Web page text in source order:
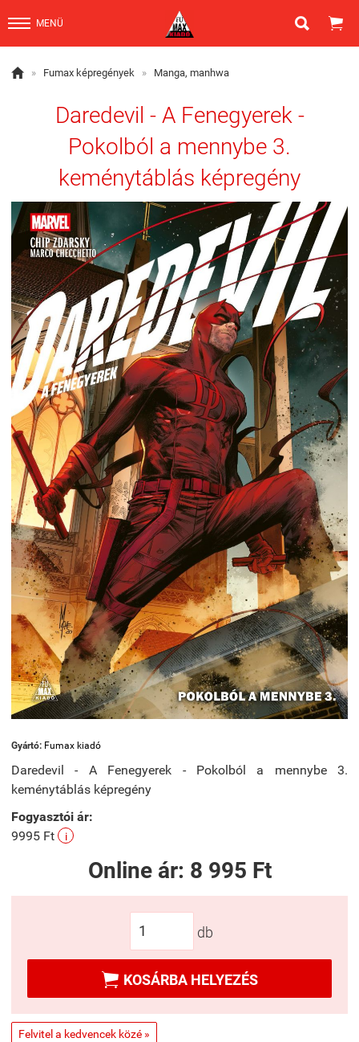
MENÜ  
 » Fumax képregények » Manga, manhwa
Daredevil - A Fenegyerek -
Pokolból a mennybe 3.
keménytáblás képregény
Gyártó: Fumax kiadó
Daredevil - A Fenegyerek - Pokolból a mennybe 3.
keménytáblás képregény
Fogyasztói ár:
9995 Ft
i
Online ár: 8 995 Ft
db
 KOSÁRBA HELYEZÉS
Felvitel a kedvencek közé »